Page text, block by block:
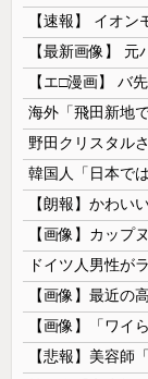
【速報】 イオ
【画像】カップ
【画像】最近の
【画像】「ワイ
【悲報】美容